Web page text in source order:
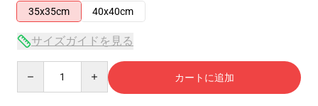
35x35cm
40x40cm
サイズガイドを見る
カートに追加